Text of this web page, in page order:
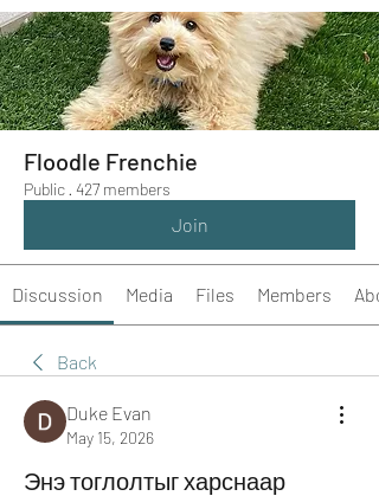
Floodle Frenchie
Public · 427 members
Join
Discussion Media Files Members
Back
Duke Evan
May 15, 2026
Энэ тоглолтыг харснаар